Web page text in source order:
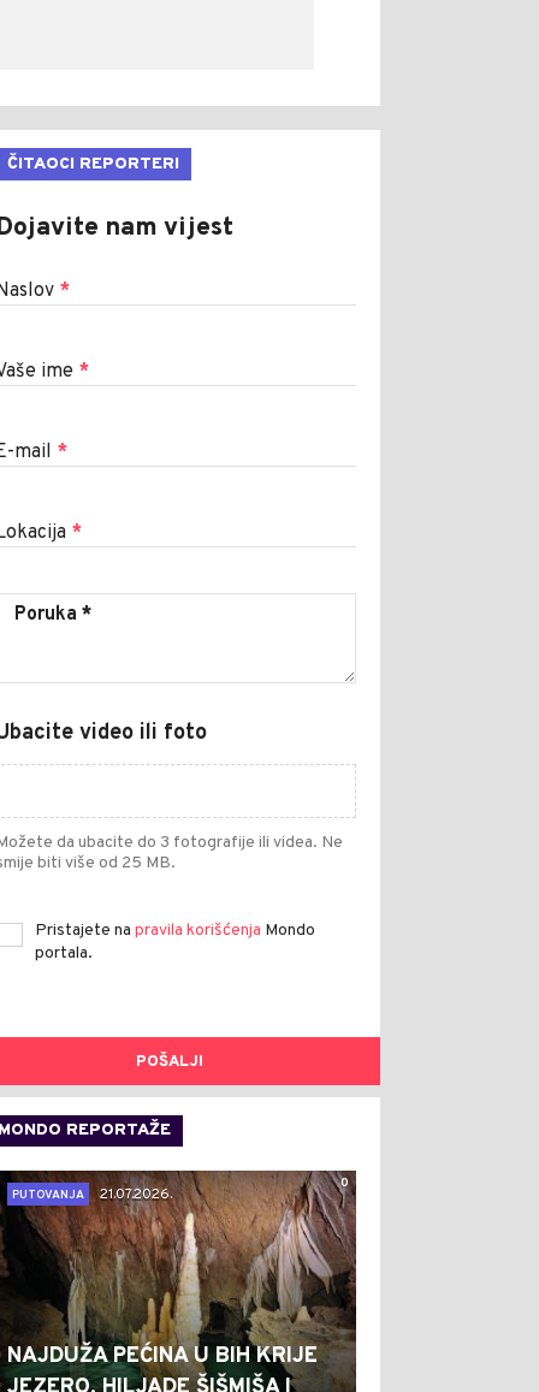
ČITAOCI REPORTERI
nam vijest
*
ime *
mail *
*
video ili foto
da ubacite do 3 fotografije ili videa. Ne
biti više od 25 MB.
Pristajete na pravila korišćenja Mondo
portala.
POŠALJI
MONDO REPORTAŽE
0
PUTOVANJA
21.07.2026.
NAJDUŽA PEĆINA U BIH KRIJE